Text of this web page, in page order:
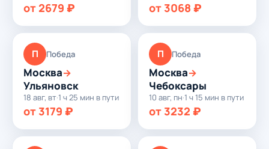
от 2679 ₽ от 3068 ₽
П Победа
Москва→
Ульяновск
18 авг, вт·1 ч 25 мин в пути
от 3179 ₽
П Победа
Москва→
Чебоксары
10 авг, пн·1 ч 15 мин в пути
от 3232 ₽